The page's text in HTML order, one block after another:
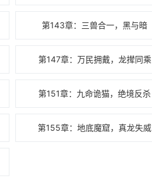
第143章：三兽合一，黑与暗
第147章：万民拥戴，龙撵同乘
第151章：九命诡猫，绝境反杀
第155章：地底魔窟，真龙失威